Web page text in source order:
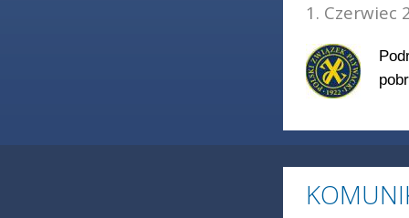
1. Czerwiec